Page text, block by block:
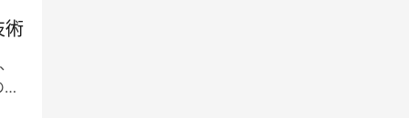
術